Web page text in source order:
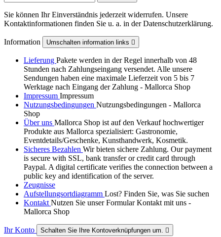
Sie können Ihr Einverständnis jederzeit widerrufen. Unsere
Kontaktinformationen finden Sie u. a. in der Datenschutzerklärung.
Information Umschalten information links 
Lieferung Pakete werden in der Regel innerhalb von 48
Stunden nach Zahlungseingang versendet. Alle unsere
Sendungen haben eine maximale Lieferzeit von 5 bis 7
Werktage nach Eingang der Zahlung - Mallorca Shop
Impressum Impressum
Nutzungsbedingungen Nutzungsbedingungen - Mallorca
Shop
Über uns Mallorca Shop ist auf den Verkauf hochwertiger
Produkte aus Mallorca spezialisiert: Gastronomie,
Eventdetails/Geschenke, Kunsthandwerk, Kosmetik.
Sicheres Bezahlen Wir bieten sichere Zahlung. Our payment
is secure with SSL, bank transfer or credit card through
Paypal. A digital certificate verifies the connection between a
public key and identification of the server.
Zeugnisse
Aufstellungsortdiagramm Lost? Finden Sie, was Sie suchen
Kontakt Nutzen Sie unser Formular Kontakt mit uns -
Mallorca Shop
Ihr Konto Schalten Sie Ihre Kontoverknüpfungen um. 